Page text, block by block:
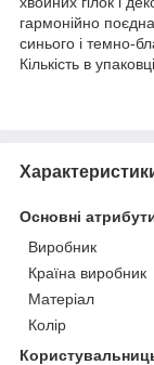
гармонійно
синього і темно-
Кількість в
Основні
Виробник
Країна виробник
Матеріал
Колір